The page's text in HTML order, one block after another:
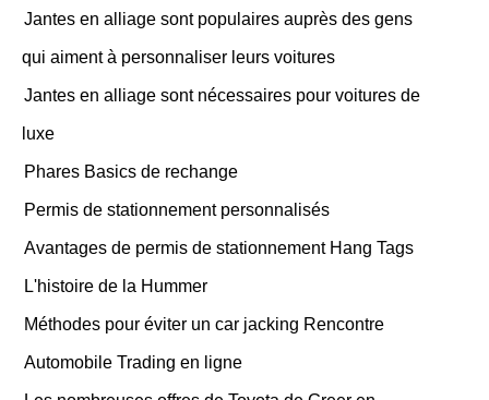
Jantes en alliage sont populaires auprès des gens
qui aiment à personnaliser leurs voitures
Jantes en alliage sont nécessaires pour voitures de
luxe
Phares Basics de rechange
Permis de stationnement personnalisés
Avantages de permis de stationnement Hang Tags
L'histoire de la Hummer
Méthodes pour éviter un car jacking Rencontre
Automobile Trading en ligne